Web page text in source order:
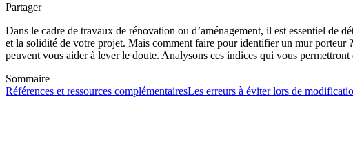
Partager
Dans le cadre de travaux de rénovation ou d’aménagement, il est essentiel de
et la solidité de votre projet. Mais comment faire pour identifier un mur porteur
peuvent vous aider à lever le doute. Analysons ces indices qui vous
Sommaire
Références et ressources complémentairesLes erreurs à éviter lors de